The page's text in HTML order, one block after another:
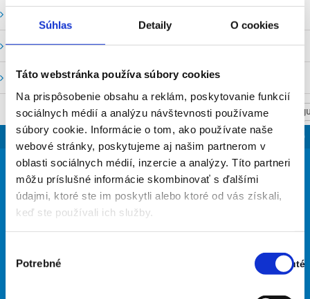
Súhlas Detaily O cookies
Táto webstránka používa súbory cookies
Na prispôsobenie obsahu a reklám, poskytovanie funkcií
sociálnych médií a analýzu návštevnosti používame
súbory cookie. Informácie o tom, ako používate naše
webové stránky, poskytujeme aj našim partnerom v
oblasti sociálnych médií, inzercie a analýzy. Títo partneri
môžu príslušné informácie skombinovať s ďalšími
údajmi, ktoré ste im poskytli alebo ktoré od vás získali,
keď ste používali ich služby.
súhlasu
Potrebné Zapnuté
Stav:
Stavy a prietoky SVP, š. p.
Mapový portál
SLOVENSKO
NASTAV
31°
takmer jasno
41% Vlhkosť vzduchu: